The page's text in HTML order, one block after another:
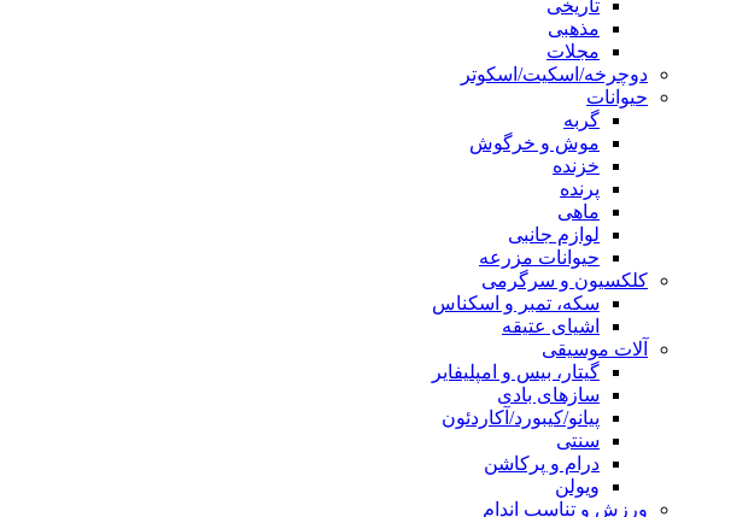
تاریخی
مذهبی
مجلات
دوچرخه/اسکیت/اسکوتر
حیوانات
گربه
موش و خرگوش
خزنده
پرنده
ماهی
لوازم جانبی
حیوانات مزرعه
کلکسیون و سرگرمی
سکه، تمبر و اسکناس
اشیای عتیقه
آلات موسیقی
گیتار، بیس و امپلیفایر
سازهای بادی
پیانو/کیبورد/آکاردئون
سنتی
درام و پرکاشن
ویولن
ورزش و تناسب اندام